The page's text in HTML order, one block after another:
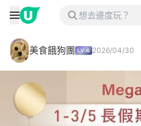
美食餓狗團 2026/04/30